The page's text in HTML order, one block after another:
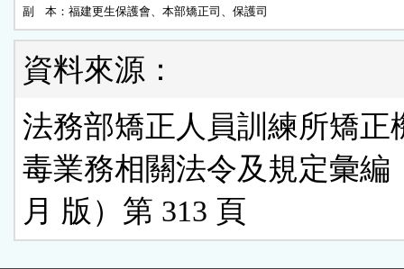
副    本：福建更生保護會、本部矯正司、保護司
資料來源：
法務部矯正人員訓練所矯正
毒業務相關法令及規定彙編
月 版）第 313 頁